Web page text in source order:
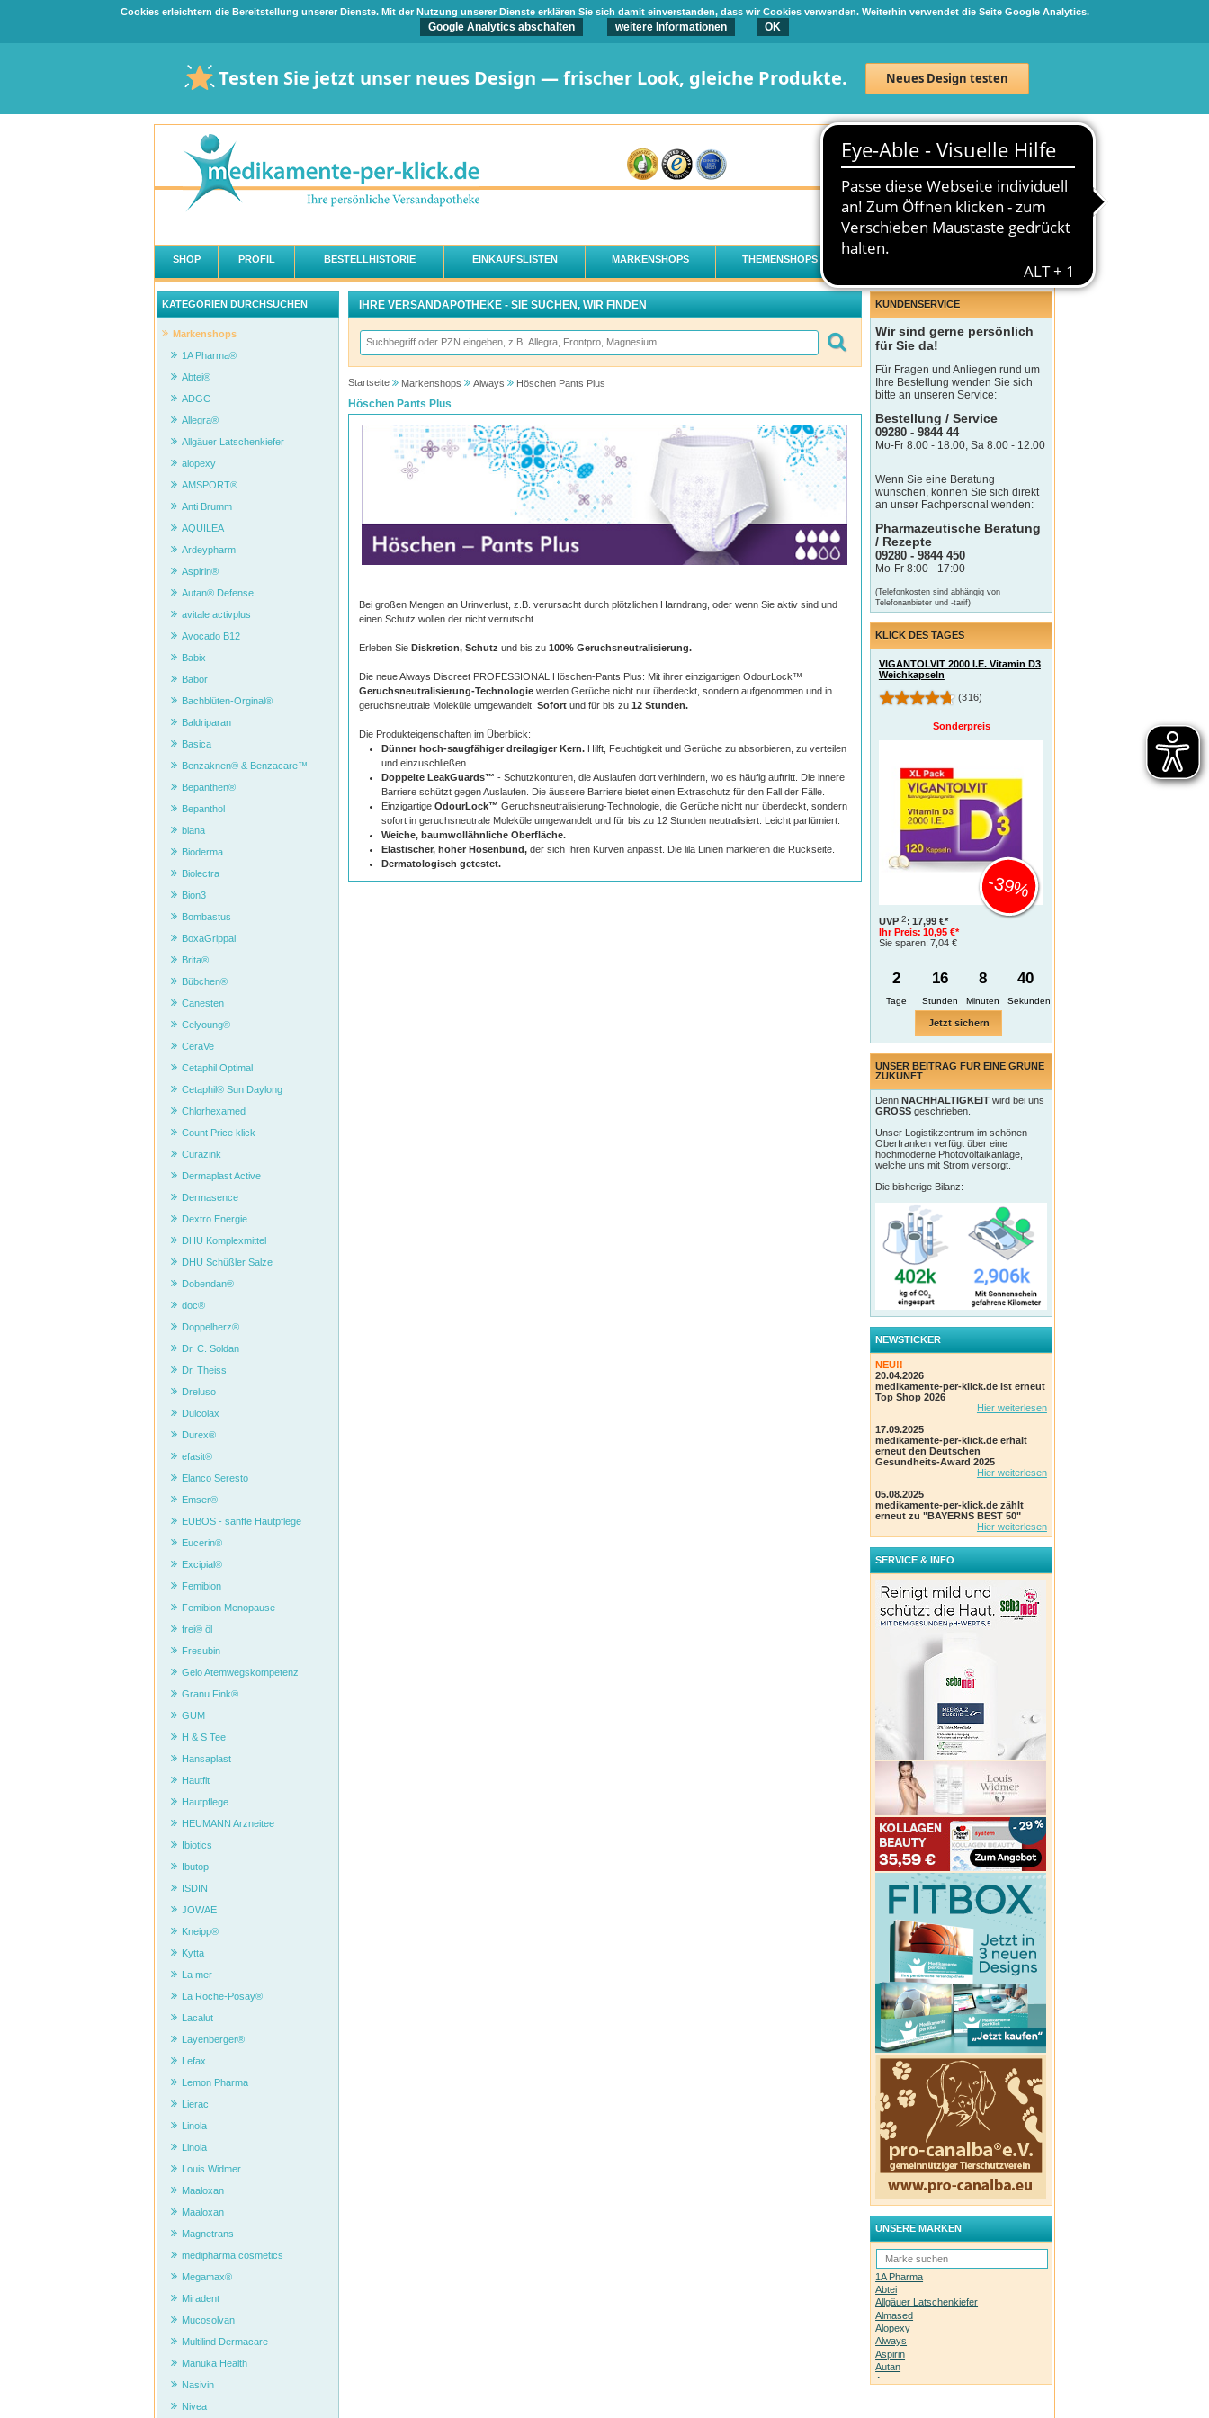
Cookies erleichtern die Bereitstellung unserer Dienste. Mit der Nutzung unserer Dienste erklären Sie sich damit einverstanden, dass wir Cookies verwenden. Weiterhin verwendet die Seite Google Analytics.
Google Analytics abschalten weitere Informationen OK
Testen Sie jetzt unser neues Design — frischer Look, gleiche Produkte. Neues Design testen
Neuanmeldung Anmelden
0 Artikel 0,00 €
SHOP PROFIL BESTELLHISTORIE EINKAUFSLISTEN MARKENSHOPS THEMENSHOPS
IHRE VERSANDAPOTHEKE - SIE SUCHEN, WIR FINDEN
Startseite Markenshops Always Höschen Pants Plus
Höschen Pants Plus
Bei großen Mengen an Urinverlust, z.B. verursacht durch plötzlichen Harndrang, oder wenn Sie aktiv sind und
einen Schutz wollen der nicht verrutscht.
Erleben SieDiskretion, Schutz und bis zu100% Geruchsneutralisierung.
Die neue Always Discreet PROFESSIONAL Höschen-Pants Plus: Mit ihrer einzigartigen OdourLock™
Geruchsneutralisierung-Technologiewerden Gerüche nicht nur überdeckt, sondern aufgenommen und in
geruchsneutrale Moleküle umgewandelt.Sofortund für bis zu12 Stunden.
Die Produkteigenschaften im Überblick:
Dünner hoch-saugfähiger dreilagiger Kern. Hilft, Feuchtigkeit und Gerüche zu absorbieren, zu verteilen
und einzuschließen.
Doppelte LeakGuards™ - Schutzkonturen, die Auslaufen dort verhindern, wo es häufig auftritt. Die innere
Barriere schützt gegen Auslaufen. Die äussere Barriere bietet einen Extraschutz für den Fall der Fälle.
EinzigartigeOdourLock™ Geruchsneutralisierung-Technologie, die Gerüche nicht nur überdeckt, sondern
sofort in geruchsneutrale Moleküle umgewandelt und für bis zu 12 Stunden neutralisiert. Leicht parfümiert.
Weiche, baumwollähnliche Oberfläche.
Elastischer, hoher Hosenbund, der sich Ihren Kurven anpasst. Die lila Linien markieren die Rückseite.
Dermatologisch getestet.
KATEGORIEN DURCHSUCHEN
Markenshops
1A Pharma®
Abtei®
ADGC
Allegra®
Allgäuer Latschenkiefer
alopexy
AMSPORT®
Anti Brumm
AQUILEA
Ardeypharm
Aspirin®
Autan® Defense
avitale activplus
Avocado B12
Babix
Babor
Bachblüten-Orginal®
Baldriparan
Basica
Benzaknen® & Benzacare™
Bepanthen®
Bepanthol
biana
Bioderma
Biolectra
Bion3
Bombastus
BoxaGrippal
Brita®
Bübchen®
Canesten
Celyoung®
CeraVe
Cetaphil Optimal
Cetaphil® Sun Daylong
Chlorhexamed
Count Price klick
Curazink
Dermaplast Active
Dermasence
Dextro Energie
DHU Komplexmittel
DHU Schüßler Salze
Dobendan®
doc®
Doppelherz®
Dr. C. Soldan
Dr. Theiss
Dreluso
Dulcolax
Durex®
efasit®
Elanco Seresto
Emser®
EUBOS - sanfte Hautpflege
Eucerin®
Excipial®
Femibion
Femibion Menopause
frei® öl
Fresubin
Gelo Atemwegskompetenz
Granu Fink®
GUM
H & S Tee
Hansaplast
Hautfit
Hautpflege
HEUMANN Arzneitee
Ibiotics
Ibutop
ISDIN
JOWAE
Kneipp®
Kytta
La mer
La Roche-Posay®
Lacalut
Layenberger®
Lefax
Lemon Pharma
Lierac
Linola
Linola
Louis Widmer
Maaloxan
Maaloxan
Magnetrans
medipharma cosmetics
Megamax®
Miradent
Mucosolvan
Multilind Dermacare
Mānuka Health
Nasivin
Nivea
KUNDENSERVICE
Wir sind gerne persönlich
für Sie da!
Für Fragen und Anliegen rund um
Ihre Bestellung wenden Sie sich
bitte an unseren Service:
Bestellung / Service
09280 - 9844 44
Mo-Fr 8:00 - 18:00, Sa 8:00 - 12:00
Wenn Sie eine Beratung
wünschen, können Sie sich direkt
an unser Fachpersonal wenden:
Pharmazeutische Beratung
/ Rezepte
09280 - 9844 450
Mo-Fr 8:00 - 17:00
(Telefonkosten sind abhängig von
Telefonanbieter und -tarif)
KLICK DES TAGES
VIGANTOLVIT 2000 I.E. Vitamin D3
Weichkapseln
(316)
Sonderpreis
UVP 2: 17,99 €*
Ihr Preis: 10,95 €*
Sie sparen: 7,04 €
-39%
2
Tage
16 8 39
Jetzt sichern
UNSER BEITRAG FÜR EINE GRÜNE
ZUKUNFT
Denn NACHHALTIGKEIT wird bei uns
GROSS geschrieben.
Unser Logistikzentrum im schönen
Oberfranken verfügt über eine
hochmoderne Photovoltaikanlage,
welche uns mit Strom versorgt.
Die bisherige Bilanz:
NEWSTICKER
NEU!!
20.04.2026
medikamente-per-klick.de ist erneut
Top Shop 2026
Hier weiterlesen
17.09.2025
medikamente-per-klick.de erhält
erneut den Deutschen
Gesundheits-Award 2025
Hier weiterlesen
05.08.2025
medikamente-per-klick.de zählt
erneut zu "BAYERNS BEST 50"
Hier weiterlesen
SERVICE & INFO
UNSERE MARKEN
1A Pharma
Abtei
Allgäuer Latschenkiefer
Almased
Alopexy
Always
Aspirin
Autan
Avene